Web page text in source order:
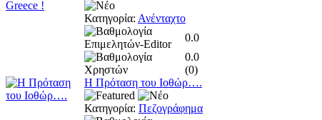
Κατηγορία: Ανένταχτο
0.0
0.0
(0)
Η Πρόταση του Ιοθώρ….
Κατηγορία: Πεζογράφημα